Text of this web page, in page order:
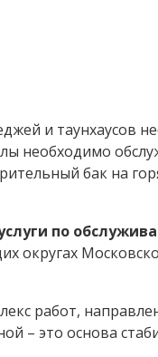
и
необходимо
бак на
по
округах
работ,
– это основа